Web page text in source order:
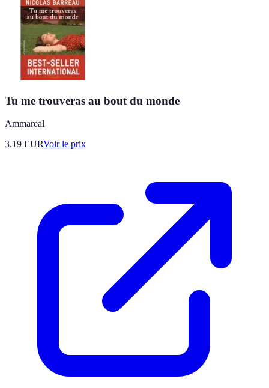
Tu me trouveras au bout du monde
Ammareal
3.19 EURVoir le prix